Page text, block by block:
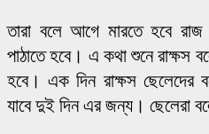
তারা বলে আগে মারতে হবে
পাঠাতে হবে। এ কথা শুনে রাক্ষস
হবে। এক দিন রাক্ষস ছেলেদের
যাবে দুই দিন এর জন্য। ছেলেরা